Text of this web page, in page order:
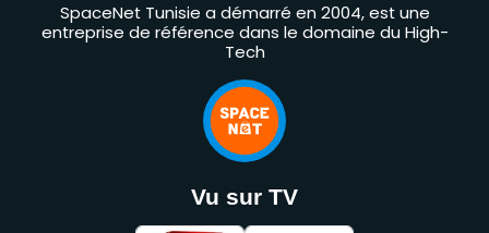
SpaceNet Tunisie a démarré en 2004, est une
entreprise de référence dans le domaine du High-
Tech
Vu sur TV